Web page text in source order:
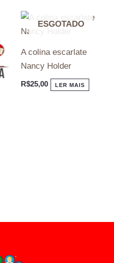
ESGOTADO
A colina escarlate
Nancy Holder
R$25,00 LER MAIS